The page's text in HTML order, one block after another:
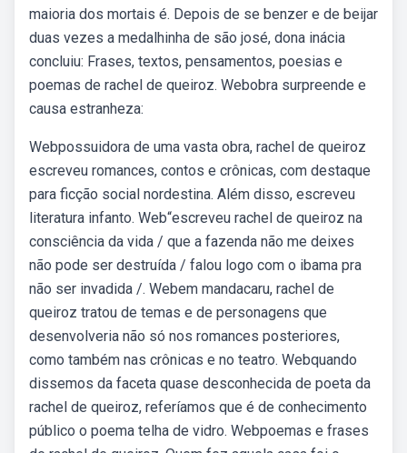
maioria dos mortais é. Depois de se benzer e de beijar
duas vezes a medalhinha de são josé, dona inácia
concluiu: Frases, textos, pensamentos, poesias e
poemas de rachel de queiroz. Webobra surpreende e
causa estranheza:
Webpossuidora de uma vasta obra, rachel de queiroz
escreveu romances, contos e crônicas, com destaque
para ficção social nordestina. Além disso, escreveu
literatura infanto. Web“escreveu rachel de queiroz na
consciência da vida / que a fazenda não me deixes
não pode ser destruída / falou logo com o ibama pra
não ser invadida /. Webem mandacaru, rachel de
queiroz tratou de temas e de personagens que
desenvolveria não só nos romances posteriores,
como também nas crônicas e no teatro. Webquando
dissemos da faceta quase desconhecida de poeta da
rachel de queiroz, referíamos que é de conhecimento
público o poema telha de vidro. Webpoemas e frases